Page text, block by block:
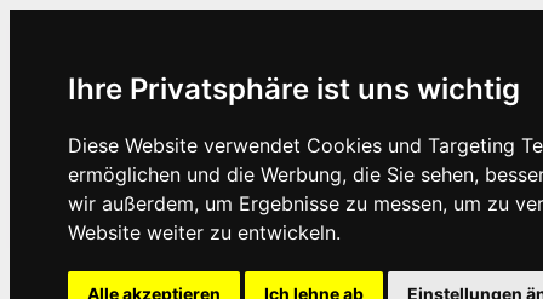
Ihre Privatsphäre ist uns wichtig
Diese Website verwendet Cookies und Targeting
ermöglichen und die Werbung, die Sie sehen,
wir außerdem, um Ergebnisse zu messen, um zu
Website weiter zu entwickeln.
Alle akzeptieren Ich lehne ab Einstellungen